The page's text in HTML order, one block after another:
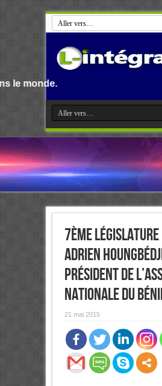
7ème Législature
Adrien
président de
nationale du
21 mai 2015